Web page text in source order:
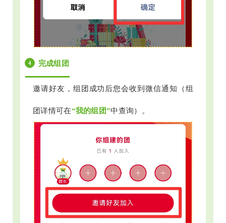
4 完成组团
邀请好友，组团成功后您会收到微信通知（组
团详情可在“我的组团”中查询）。